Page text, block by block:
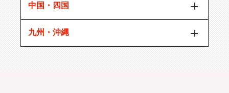
中国・四国
九州・沖縄